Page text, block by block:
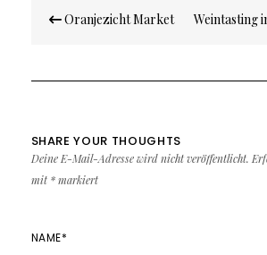
Oranjezicht Market Weintasting
SHARE YOUR THOUGHTS
Deine E-Mail-Adresse wird nicht veröffentlicht.
mit *markiert
NAME*